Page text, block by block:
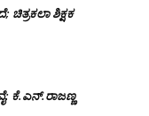
ಚಿತ್ರಕಲಾ ಶಿಕ್ಷಕ
ಕೆ.ಎನ್.ರಾಜಣ್ಣ